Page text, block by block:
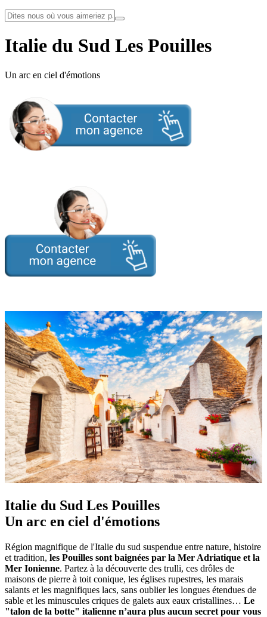
Italie du Sud Les Pouilles
Un arc en ciel d'émotions
Italie du Sud Les Pouilles
Un arc en ciel d'émotions
Région magnifique de l'Italie du sud suspendue entre nature, histoire
et tradition, les Pouilles sont baignées par la Mer Adriatique et la
Mer Ionienne. Partez à la découverte des trulli, ces drôles de
maisons de pierre à toit conique, les églises rupestres, les marais
salants et les magnifiques lacs, sans oublier les longues étendues de
sable et les minuscules criques de galets aux eaux cristallines… Le
"talon de la botte" italienne n’aura plus aucun secret pour vous